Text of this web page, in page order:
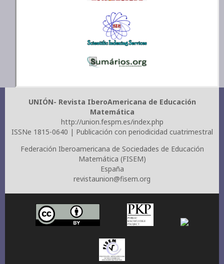
UNIÓN- Revista IberoAmericana de Educación
Matemática
http://union.fespm.es/index.php
ISSNe 1815-0640 | Publicación con periodicidad cuatrimestral
Federación Iberoamericana de Sociedades de Educación
Matemática (FISEM)
España
revistaunion@fisem.org